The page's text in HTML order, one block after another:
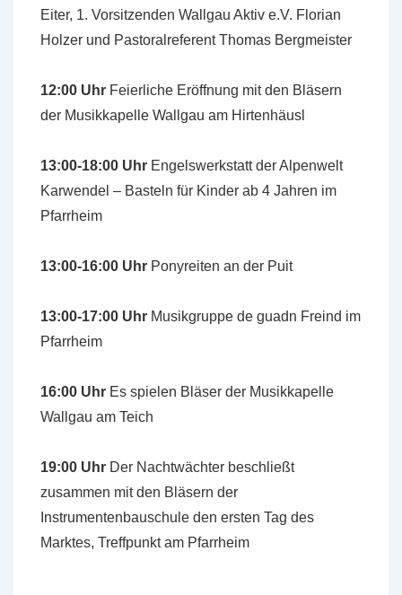
Eiter, 1. Vorsitzenden Wallgau Aktiv e.V. Florian
Holzer und Pastoralreferent Thomas Bergmeister
12:00 Uhr Feierliche Eröffnung mit den Bläsern
der Musikkapelle Wallgau am Hirtenhäusl
13:00-18:00 Uhr Engelswerkstatt der Alpenwelt
Karwendel – Basteln für Kinder ab 4 Jahren im
Pfarrheim
13:00-16:00 Uhr Ponyreiten an der Puit
13:00-17:00 Uhr Musikgruppe de guadn Freind im
Pfarrheim
16:00 Uhr Es spielen Bläser der Musikkapelle
Wallgau am Teich
19:00 Uhr Der Nachtwächter beschließt
zusammen mit den Bläsern der
Instrumentenbauschule den ersten Tag des
Marktes, Treffpunkt am Pfarrheim